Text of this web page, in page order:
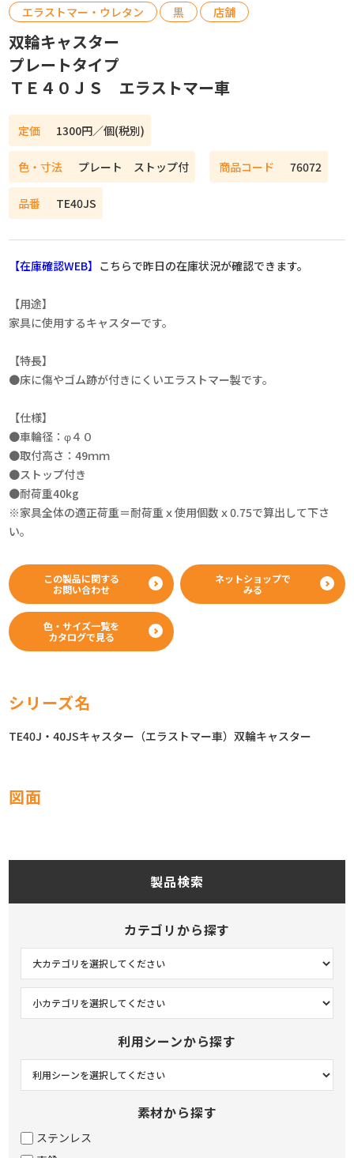
エラストマー・ウレタン 黒 店舗
双輪キャスター
プレートタイプ
ＴＥ４０ＪＳ エラストマー車
定価 1300円／個(税別)
色・寸法 プレート ストップ付 商品コード 76072
品番 TE40JS
【在庫確認WEB】 こちらで昨日の在庫状況が確認できます。
【用途】
家具に使用するキャスターです。
【特長】
●床に傷やゴム跡が付きにくいエラストマー製です。
【仕様】
●車輪径：φ４０
●取付高さ：49ｍｍ
●ストップ付き
●耐荷重40kg
※家具全体の適正荷重＝耐荷重ｘ使用個数ｘ0.75で算出して下さ
い。
この製品に関する
お問い合わせ
ネットショップで
みる
色・サイズ一覧を
カタログで見る
シリーズ名
TE40J・40JSキャスター（エラストマー車）双輪キャスター
図面
製品検索
カテゴリから探す
利用シーンから探す
素材から探す
ステンレス